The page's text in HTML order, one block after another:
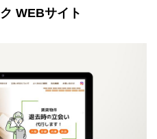
WEBサイト